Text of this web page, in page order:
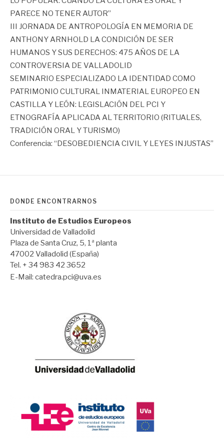
PARECE NO TENER AUTOR”
III JORNADA DE ANTROPOLOGÍA EN MEMORIA DE
ANTHONY ARNHOLD LA CONDICIÓN DE SER
HUMANOS Y SUS DERECHOS: 475 AÑOS DE LA
CONTROVERSIA DE VALLADOLID
SEMINARIO ESPECIALIZADO LA IDENTIDAD COMO
PATRIMONIO CULTURAL INMATERIAL EUROPEO EN
CASTILLA Y LEÓN: LEGISLACIÓN DEL PCI Y
ETNOGRAFÍA APLICADA AL TERRITORIO (RITUALES,
TRADICIÓN ORAL Y TURISMO)
Conferencia: “DESOBEDIENCIA CIVIL Y LEYES INJUSTAS”
DÓNDE ENCONTRARNOS
Instituto de Estudios Europeos
Universidad de Valladolid
Plaza de Santa Cruz, 5, 1ª planta
47002 Valladolid (España)
Tel. + 34 983 42 3652
E-Mail: catedra.pci@uva.es